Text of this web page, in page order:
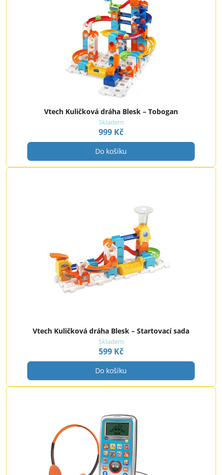
Vtech Kuličková dráha Blesk – Tobogan
Skladem
999 Kč
Do košíku
Vtech Kuličková dráha Blesk – Startovací sada
Skladem
599 Kč
Do košíku